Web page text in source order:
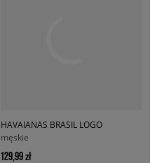
HAVAIANAS BRASIL LOGO
męskie
129,99 zł